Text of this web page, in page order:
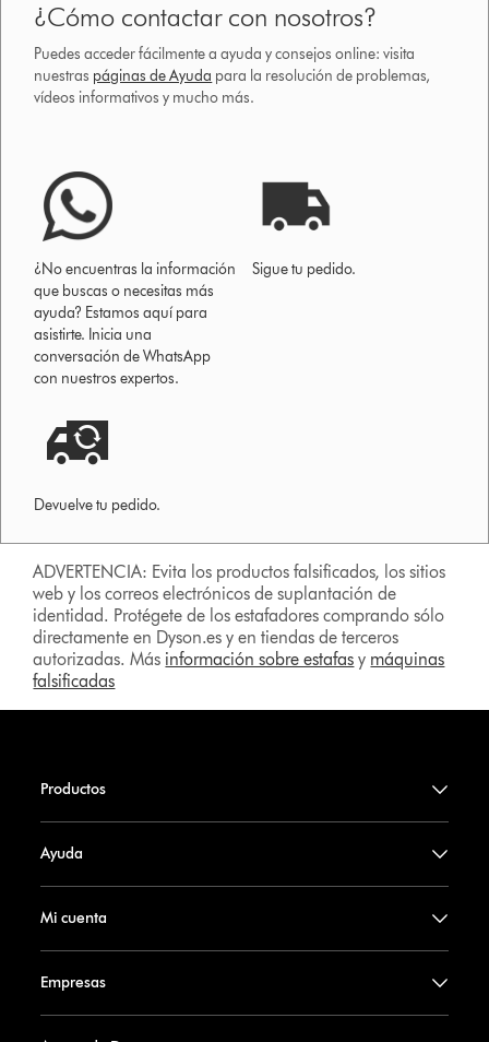
¿Cómo contactar con nosotros?
Puedes acceder fácilmente a ayuda y consejos online: visita
nuestras páginas de Ayuda para la resolución de problemas,
vídeos informativos y mucho más.
¿No encuentras la información
que buscas o necesitas más
ayuda? Estamos aquí para
asistirte. Inicia una
conversación de WhatsApp
con nuestros expertos.
Sigue tu pedido.
Devuelve tu pedido.
ADVERTENCIA: Evita los productos falsificados, los sitios
web y los correos electrónicos de suplantación de
identidad. Protégete de los estafadores comprando sólo
directamente en Dyson.es y en tiendas de terceros
autorizadas. Más información sobre estafas y máquinas
falsificadas
Productos
Ayuda
Mi cuenta
Empresas